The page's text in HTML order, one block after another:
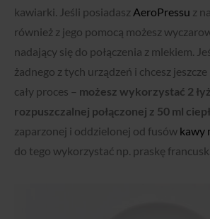
kawiarki. Jeśli posiadasz AeroPressu z
również z jego pomocą możesz
nadający się do połączenia z mlekiem.
żadnego z tych urządzeń i chcesz
cały proces – możesz wykorzystać 2
rozpuszczalnej połączonej z 50 ml
zaparzonej i oddzielonej od fusów kawy
do tego wykorzystać np. praskę